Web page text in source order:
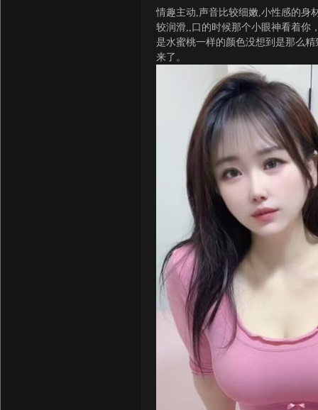
情趣主动,声音比较细嫩,小性感的身
较润滑,,口的时候那个小眼神看着你
是水蜜桃一样的颜色没想到是那么
来了。